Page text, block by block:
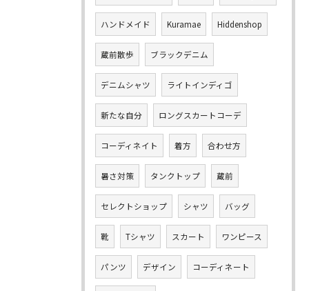
ハンドメイド Kuramae Hiddenshop
蔵前散歩 ブラックデニム
デニムシャツ ライトインディゴ
新たな自分 ロングスカートコーデ
コーディネイト 着方 合わせ方
暑さ対策 タンクトップ 蔵前
セレクトショップ シャツ バッグ
靴 Tシャツ スカート ワンピース
パンツ デザイン コーディネート